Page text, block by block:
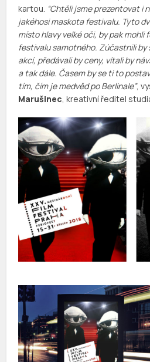
kartou. “Chtěli jsme prezentovat i
jakéhosi maskota festivalu. Tyto
místo hlavy velké oči, by pak mohli
festivalu samotného. Zúčastnili by
akcí, předávali by ceny, vítali by
a tak dále. Časem by se ti to
tím, čím je medvěd po Berlinale”,
Marušinec, kreativní ředitel